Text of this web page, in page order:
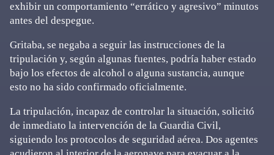
exhibir un comportamiento “errático y agresivo” minutos
antes del despegue.
Gritaba, se negaba a seguir las instrucciones de la
tripulación y, según algunas fuentes, podría haber estado
bajo los efectos de alcohol o alguna sustancia, aunque
esto no ha sido confirmado oficialmente.
La tripulación, incapaz de controlar la situación, solicitó
de inmediato la intervención de la Guardia Civil,
siguiendo los protocolos de seguridad aérea. Dos agentes